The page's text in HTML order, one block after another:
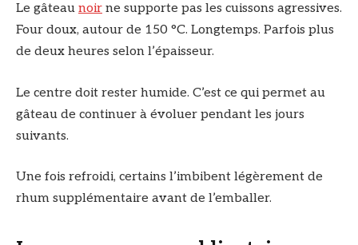
Le gâteau noir ne supporte pas les cuissons agressives.
Four doux, autour de 150 °C. Longtemps. Parfois plus
de deux heures selon l’épaisseur.
Le centre doit rester humide. C’est ce qui permet au
gâteau de continuer à évoluer pendant les jours
suivants.
Une fois refroidi, certains l’imbibent légèrement de
rhum supplémentaire avant de l’emballer.